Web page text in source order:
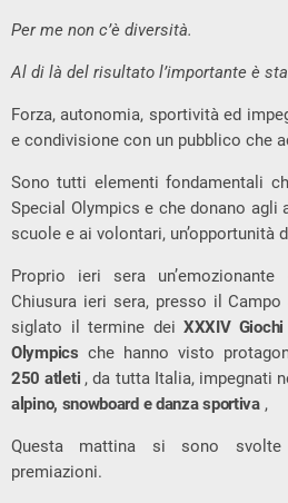
Per me non c’è diversità.
Al di là del risultato l’importante è
Forza, autonomia, sportività ed
e condivisione con un pubblico che
Sono tutti elementi fondamentali
Special Olympics e che donano agli
scuole e ai volontari,
Proprio ieri sera
Chiusura ieri sera, presso il
siglato il termine dei XXXIV
Olympics che hanno visto
250 atleti , da tutta Italia, impegnati
alpino, snowboard e danza sportiva ,
Questa mattina si sono
premiazioni.